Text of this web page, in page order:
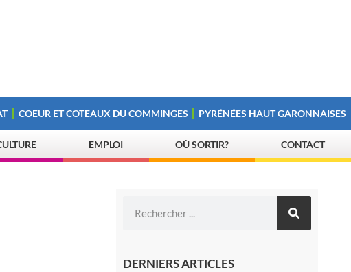
COEUR ET COTEAUX DU COMMINGES PYRÉNÉES HAUT GARONNAISES
EMPLOI OÙ SORTIR? CONTACT
DERNIERS ARTICLES